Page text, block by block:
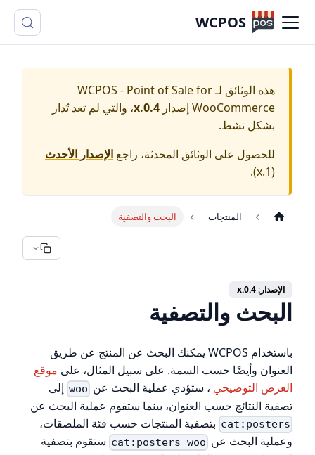
WCPOS
هذه الوثائق لـWCPOS - Point of Sale for
WooCommerce إصدار 0.4.x
، والتي لم تعد تُدار
بشكل نشط.
للحصول على الوثائق المحدثة، راجع الإصدار الأحدث
(
1.x
).
المنتجات البحث والتصفية
الإصدار: 0.4.x
البحث والتصفية
باستخدام WCPOS يمكنك البحث عن المنتج عن طريق
العنوان وأيضًا حسب السمة. على سبيل المثال، على موقع
العرض التوضيحي ، ستؤدي عملية البحث عن woo إلى
تصفية النتائج حسب العنوان، بينما ستقوم عملية البحث عن
cat:posters بتصفية المنتجات حسب فئة الملصقات،
وعملية البحث عن cat:posters woo ستقوم بتصفية